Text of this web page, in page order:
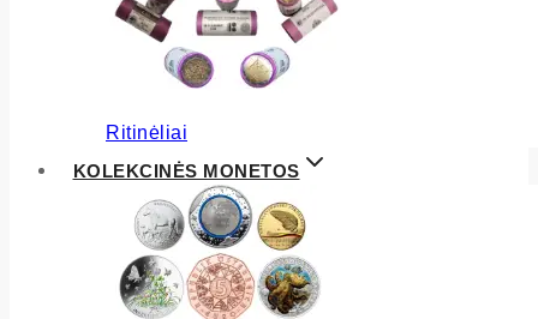
Ritinėliai
KOLEKCINĖS MONETOS